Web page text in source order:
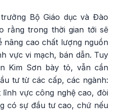
Bộ Giáo dục và Đào
rằng trong thời gian tới sẽ
nâng cao chất lượng nguồn
vực vi mạch, bán dẫn. Tuy
Kim Sơn bày tỏ, vẫn cần
tư từ các cấp, các ngành:
lĩnh vực công nghệ cao, đòi
có sự đầu tư cao, chứ nếu